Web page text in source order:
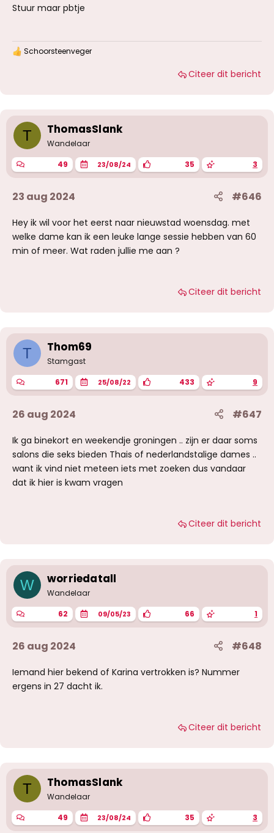
Stuur maar pbtje
W
n
g
n
:
Schoorsteenveger
Citeer dit bericht
T ThomasSlank
Wandelaar
49 23/08/24 35 3
23 aug 2024 #646
Hey ik wil voor het eerst naar nieuwstad woensdag. met
welke dame kan ik een leuke lange sessie hebben van 60
min of meer. Wat raden jullie me aan ?
Citeer dit bericht
T Thom69
Stamgast
671 25/08/22 433 9
26 aug 2024 #647
Ik ga binekort en weekendje groningen .. zijn er daar soms
salons die seks bieden Thais of nederlandstalige dames ..
want ik vind niet meteen iets met zoeken dus vandaar
dat ik hier is kwam vragen
Citeer dit bericht
W worriedatall
Wandelaar
62 09/05/23 66 1
26 aug 2024 #648
Iemand hier bekend of Karina vertrokken is? Nummer
ergens in 27 dacht ik.
Citeer dit bericht
T ThomasSlank
Wandelaar
49 23/08/24 35 3